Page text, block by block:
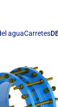
aguaCarretes